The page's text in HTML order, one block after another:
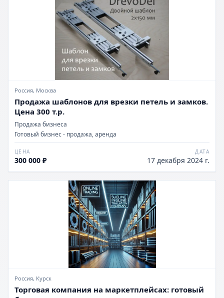
Россия, Москва
Продажа шаблонов для врезки петель и замков.
Цена 300 т.р.
Продажа бизнеса
Готовый бизнес - продажа, аренда
ЦЕНА
300 000 ₽
ДАТА
17 декабря 2024 г.
Россия, Курск
Торговая компания на маркетплейсах: готовый